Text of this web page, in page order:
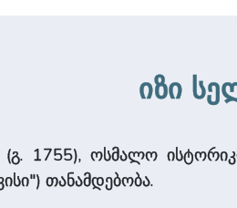
იზი
(გ. 1755), ოსმალო
თანამდებობა.